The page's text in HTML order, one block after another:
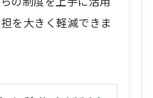
を大きく軽減できま